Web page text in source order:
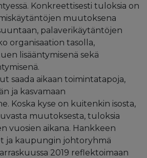
Konkreettisesti tuloksia on
muutoksena
palaverikäytäntöjen
organisaation tasolla,
lisääntymisenä sekä
saada aikaan toimintatapoja,
ja kasvamaan
Koska kyse on kuitenkin isosta,
muutoksesta, tuloksia
vuosien aikana. Hankkeen
ja kaupungin johtoryhmä
2019 reflektoimaan